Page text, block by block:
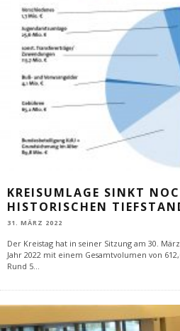
KREISUMLAGE SINKT
HISTORISCHEN
31. MÄRZ 2022
Der Kreistag hat in seiner Sitzung am 30.
Jahr 2022 mit einem Gesamtvolumen von
Rund 5...